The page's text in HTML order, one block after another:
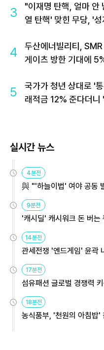
3
"이재명 탄핵, 얼마 안
열 탄핵' 맞힌 무당, '
4
두산에너빌리티, SMR
게이츠 방한 기대에
5
국가가 청년 상대로 '
래적금 12% 준다더니
실시간 뉴스
4분전
與 "'하늘이법' 여야 공동
9분전
'캐시딜' 캐시워크 돈 버는
14분전
관세전쟁 '엔드게임' 윤곽
17분전
섬유패션 글로벌 경쟁력
18분전
농식품부, '천원의 아침밥